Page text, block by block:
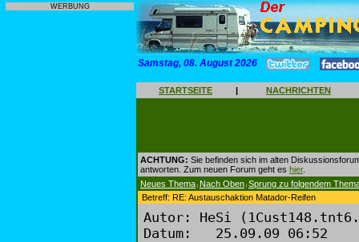
WERBUNG
Samstag, 08. August 2026
STARTSEITE | NACHRICHTEN
ACHTUNG: Sie befinden sich im alten
antworten. Zum neuen Forum geht es hier.
Neues Thema | Nach Oben | Sprung zu folgendem
Betreff: RE: Austauschaktion Matador-Reifen
Autor: HeSi
Datum: 25.09.09 06:52